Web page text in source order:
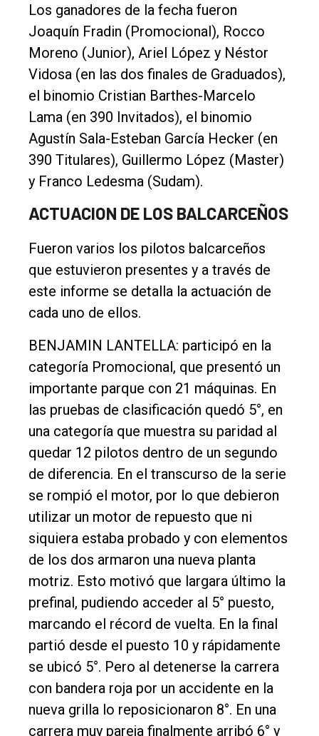
Fúnebres
Edición
Empresa
Nosotros
Contacto
Los ganadores de la fecha fueron
Joaquín Fradin (Promocional), Rocco
Moreno (Junior), Ariel López y Néstor
Vidosa (en las dos finales de Graduados),
el binomio Cristian Barthes-Marcelo
Lama (en 390 Invitados), el binomio
Agustín Sala-Esteban García Hecker (en
390 Titulares), Guillermo López (Master)
y Franco Ledesma (Sudam).
ACTUACION DE LOS BALCARCEÑOS
Fueron varios los pilotos balcarceños
que estuvieron presentes y a través de
este informe se detalla la actuación de
cada uno de ellos.
BENJAMIN LANTELLA: participó en la
categoría Promocional, que presentó un
importante parque con 21 máquinas. En
las pruebas de clasificación quedó 5°, en
una categoría que muestra su paridad al
quedar 12 pilotos dentro de un segundo
de diferencia. En el transcurso de la serie
se rompió el motor, por lo que debieron
utilizar un motor de repuesto que ni
siquiera estaba probado y con elementos
de los dos armaron una nueva planta
motriz. Esto motivó que largara último la
prefinal, pudiendo acceder al 5° puesto,
marcando el récord de vuelta. En la final
partió desde el puesto 10 y rápidamente
se ubicó 5°. Pero al detenerse la carrera
con bandera roja por un accidente en la
nueva grilla lo reposicionaron 8°. En una
carrera muy pareja finalmente arribó 6° y